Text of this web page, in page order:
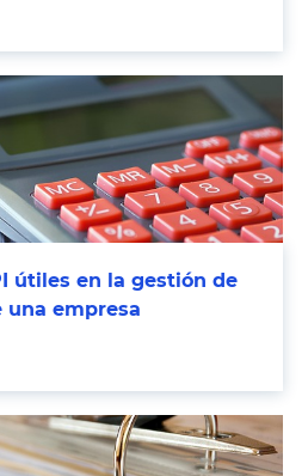
útiles en la gestión de
una empresa